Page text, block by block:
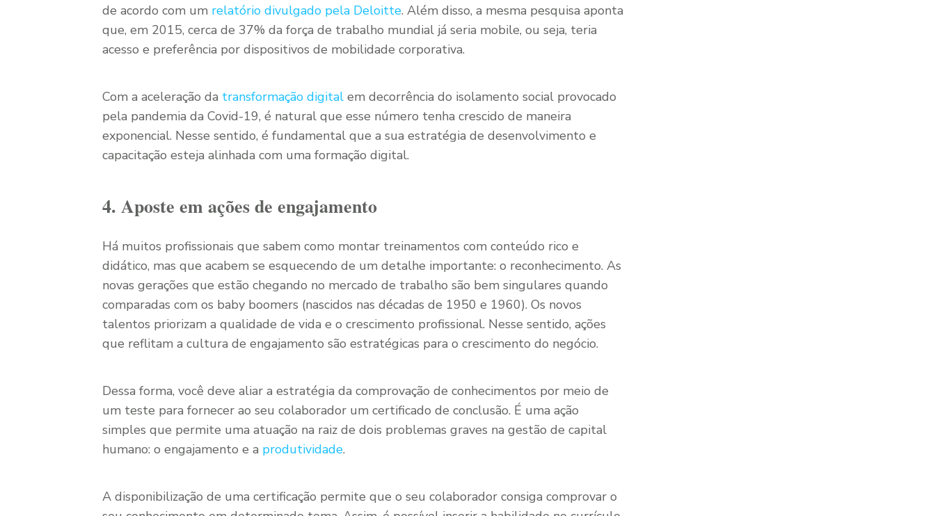
de acordo com um relatório divulgado pela Deloitte. Além disso, a mesma pesquisa aponta
que, em 2015, cerca de 37% da força de trabalho mundial já seria mobile, ou seja, teria
acesso e preferência por dispositivos de mobilidade corporativa.
Com a aceleração da transformação digital em decorrência do isolamento social provocado
pela pandemia da Covid-19, é natural que esse número tenha crescido de maneira
exponencial. Nesse sentido, é fundamental que a sua estratégia de desenvolvimento e
capacitação esteja alinhada com uma formação digital.
4. Aposte em ações de engajamento
Há muitos profissionais que sabem como montar treinamentos com conteúdo rico e
didático, mas que acabem se esquecendo de um detalhe importante: o reconhecimento. As
novas gerações que estão chegando no mercado de trabalho são bem singulares quando
comparadas com os baby boomers (nascidos nas décadas de 1950 e 1960). Os novos
talentos priorizam a qualidade de vida e o crescimento profissional. Nesse sentido, ações
que reflitam a cultura de engajamento são estratégicas para o crescimento do negócio.
Dessa forma, você deve aliar a estratégia da comprovação de conhecimentos por meio de
um teste para fornecer ao seu colaborador um certificado de conclusão. É uma ação
simples que permite uma atuação na raiz de dois problemas graves na gestão de capital
humano: o engajamento e a produtividade.
A disponibilização de uma certificação permite que o seu colaborador consiga comprovar o